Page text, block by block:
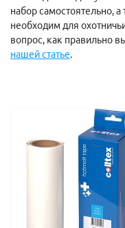
набор самостоятельно, а
необходим для
вопрос, как правильно
нашей статье.